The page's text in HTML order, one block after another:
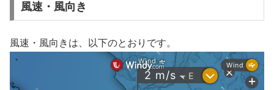
風速・風向き
風速・風向きは、以下のとおりです。